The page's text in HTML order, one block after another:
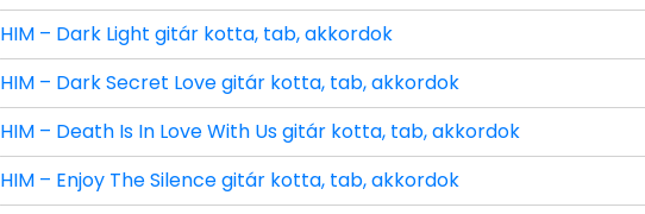
HIM – Dark Light gitár kotta, tab, akkordok
HIM – Dark Secret Love gitár kotta, tab, akkordok
HIM – Death Is In Love With Us gitár kotta, tab, akkordok
HIM – Enjoy The Silence gitár kotta, tab, akkordok